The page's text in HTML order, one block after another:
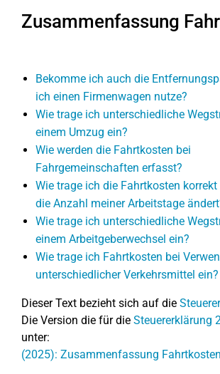
Zusammenfassung
Bekomme ich auch die
ich einen Firmenwagen nutze?
Wie trage ich unterschiedliche
einem Umzug ein?
Wie werden die Fahrtkosten bei
Fahrgemeinschaften erfasst?
Wie trage ich die Fahrtkosten
die Anzahl meiner Arbeitstage
Wie trage ich unterschiedliche
einem Arbeitgeberwechsel ein?
Wie trage ich Fahrtkosten bei
unterschiedlicher Verkehrsmittel ein?
Dieser Text bezieht sich auf die
Die Version die für die Steuererklärung
unter:
(2025): Zusammenfassung Fahrtkosten